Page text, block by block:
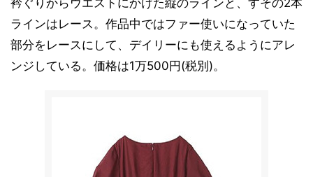
衿ぐりからウエストにかけた縦のラインと、すその2本
ラインはレース。作品中ではファー使いになっていた
部分をレースにして、デイリーにも使えるようにアレ
ンジしている。価格は1万500円(税別)。